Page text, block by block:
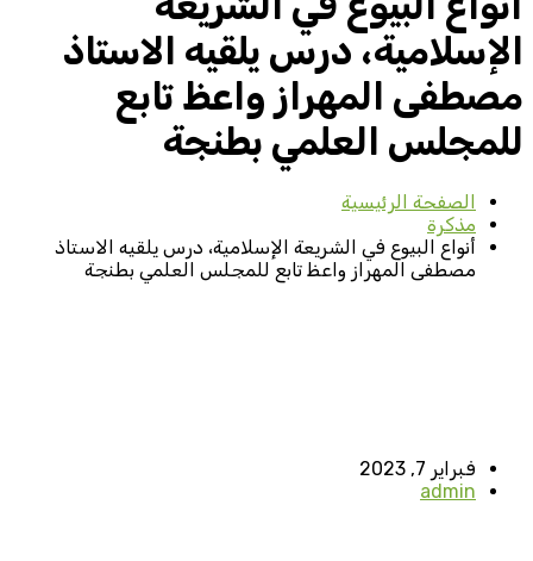
الإسلامية، درس يلقيه الاستاذ
مصطفى المهراز واعظ تابع
للمجلس العلمي بطنجة
الصفحة الرئيسية
مذكرة
أنواع البيوع في الشريعة الإسلامية، درس يلقيه الاستاذ
مصطفى المهراز واعظ تابع للمجلس العلمي بطنجة
فبراير 7, 2023
admin